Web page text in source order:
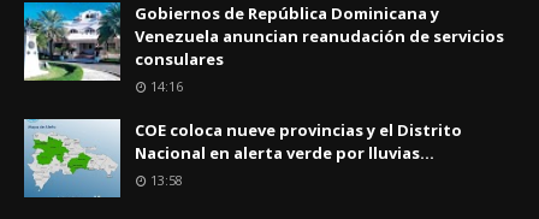
Gobiernos de República Dominicana y
Venezuela anuncian reanudación de servicios
consulares
14:16
COE coloca nueve provincias y el Distrito
Nacional en alerta verde por lluvias...
13:58